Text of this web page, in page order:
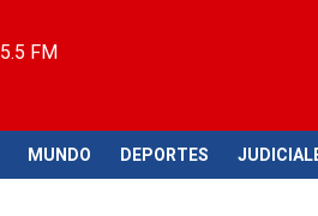
FM
MUNDO DEPORTES